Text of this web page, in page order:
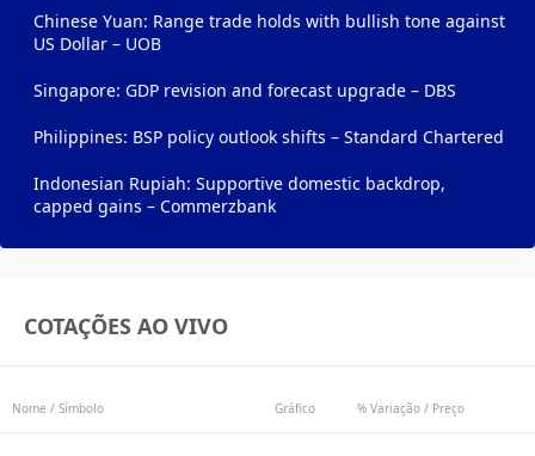
Chinese Yuan: Range trade holds with bullish tone against
US Dollar – UOB
Singapore: GDP revision and forecast upgrade – DBS
Philippines: BSP policy outlook shifts – Standard Chartered
Indonesian Rupiah: Supportive domestic backdrop,
capped gains – Commerzbank
COTAÇÕES AO VIVO
Nome / Símbolo Gráfico % Variação / Preço